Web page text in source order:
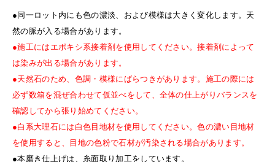
●同一ロット内にも色の濃淡、および模様は大きく変化します。天
然の脈が入る場合があります。
●施工にはエポキシ系接着剤を使用してください。接着剤によって
は染みが出る場合があります。
●天然石のため、色調・模様にばらつきがあります。施工の際には
必ず数箱を混ぜ合わせて仮並べをして、全体の仕上がりバランスを
確認してから張り始めてください。
●白系大理石には白色目地材を使用してください。色の濃い目地材
を使用すると、目地の色粉で石材が汚染される場合があります。
●本磨き仕上げは、糸面取り加工をしています。